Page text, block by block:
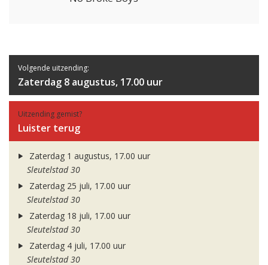
Volgende uitzending:
Zaterdag 8 augustus, 17.00 uur
Uitzending gemist?
Luister terug
Zaterdag 1 augustus, 17.00 uur
Sleutelstad 30
Zaterdag 25 juli, 17.00 uur
Sleutelstad 30
Zaterdag 18 juli, 17.00 uur
Sleutelstad 30
Zaterdag 4 juli, 17.00 uur
Sleutelstad 30